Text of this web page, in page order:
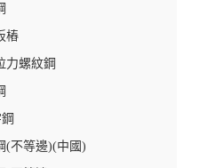
樁
力螺紋鋼
(不等邊)(中國)